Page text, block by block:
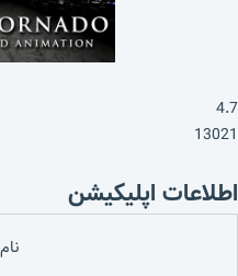
4.7
13021
اطلاعات اپلیکیشن
نام